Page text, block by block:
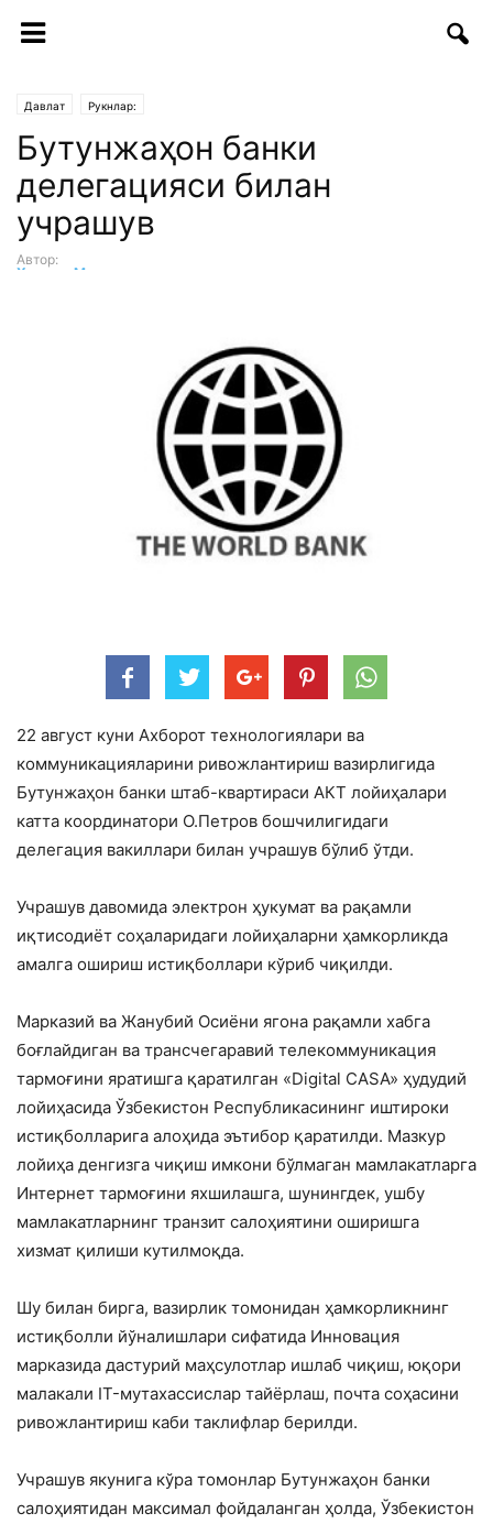
Давлат Рукнлар:
Бутунжаҳон банки
делегацияси билан
учрашув
Автор:
Хумоюн Мукимов
22 август куни Ахборот технологиялари ва
коммуникацияларини ривожлантириш вазирлигида
Бутунжаҳон банки штаб-квартираси АКТ лойиҳалари
катта координатори O.Петров бошчилигидаги
делегация вакиллари билан учрашув бўлиб ўтди.
Учрашув давомида электрон ҳукумат ва рақамли
иқтисодиёт соҳаларидаги лойиҳаларни ҳамкорликда
амалга ошириш истиқболлари кўриб чиқилди.
Марказий ва Жанубий Осиёни ягона рақамли хабга
боғлайдиган ва трансчегаравий телекоммуникация
тармоғини яратишга қаратилган «Digital CASA» ҳудудий
лойиҳасида Ўзбекистон Республикасининг иштироки
истиқболларига алоҳида эътибор қаратилди. Мазкур
лойиҳа денгизга чиқиш имкони бўлмаган мамлакатларга
Интернет тармоғини яхшилашга, шунингдек, ушбу
мамлакатларнинг транзит салоҳиятини оширишга
хизмат қилиши кутилмоқда.
Шу билан бирга, вазирлик томонидан ҳамкорликнинг
истиқболли йўналишлари сифатида Инновация
марказида дастурий маҳсулотлар ишлаб чиқиш, юқори
малакали IT-мутахассислар тайёрлаш, почта соҳасини
ривожлантириш каби таклифлар берилди.
Учрашув якунига кўра томонлар Бутунжаҳон банки
салоҳиятидан максимал фойдаланган ҳолда, Ўзбекистон